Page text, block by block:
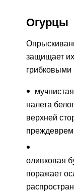
Огурцы
защищает
грибковыми
налета
верхней
оливковая
поражает